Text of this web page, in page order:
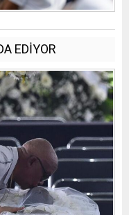
EDİYOR